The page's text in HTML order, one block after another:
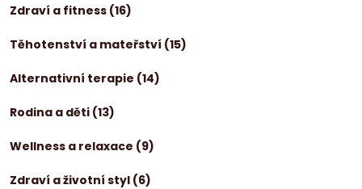
Zdraví a fitness (16)
Těhotenství a mateřství (15)
Alternativní terapie (14)
Rodina a děti (13)
Wellness a relaxace (9)
Zdraví a životní styl (6)